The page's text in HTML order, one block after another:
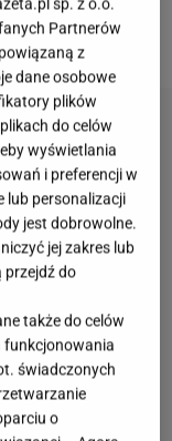
naszymsp. z o.o.
Partnerów
z
dane osobowe
plików
do celów
wyświetlania
i preferencji w
lub personalizacji
jest dobrowolne.
jej zakres lub
przejdź do
także do celów
funkcjonowania
świadczonych
o